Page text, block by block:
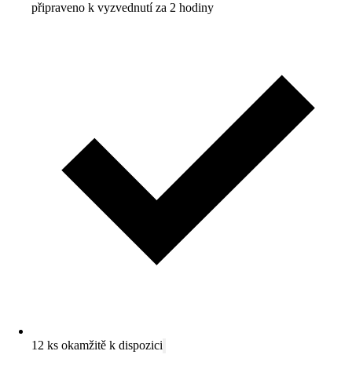
připraveno k vyzvednutí za 2 hodiny
12 ks okamžitě k dispozici